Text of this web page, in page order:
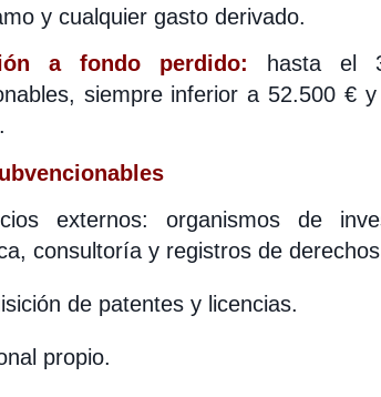
y cualquier gasto derivado.
a fondo perdido:
hasta el
siempre inferior a 52.500 €
externos: organismos de
consultoría y registros de
de patentes y licencias.
propio.